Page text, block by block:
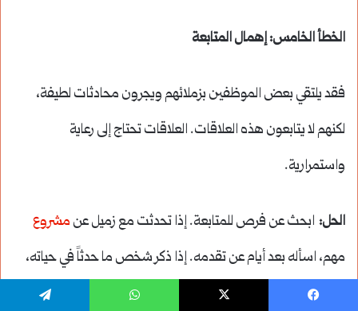
الخطأ الخامس: إهمال المتابعة
فقد يلتقي بعض الموظفين بزملائهم ويجرون محادثات لطيفة،
لكنهم لا يتابعون هذه العلاقات. العلاقات تحتاج إلى رعاية
واستمرارية.
الحل: ابحث عن فرص للمتابعة. إذا تحدثت مع زميل عن مشروع
مهم، اسأله بعد أيام عن تقدمه. إذا ذكر شخص ما حدثاً في حياته،
تذكر أن تسأل عنه لاحقاً.